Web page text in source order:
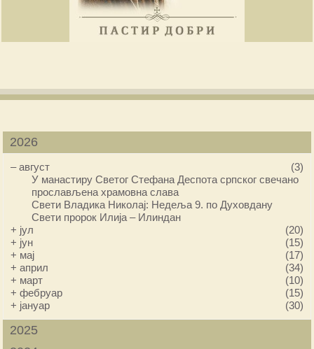
2026
–август
(3)
У манастиру Светог Стефана Деспота српског свечано
прослављена храмовна слава
Свети Владика Николај: Недеља 9. по Духовдану
Свети пророк Илија – Илиндан
+ јул
(20)
+ јун
(15)
+ мај
(17)
+април
(34)
+ март
(10)
+фебруар
(15)
+ јануар (30)
2025